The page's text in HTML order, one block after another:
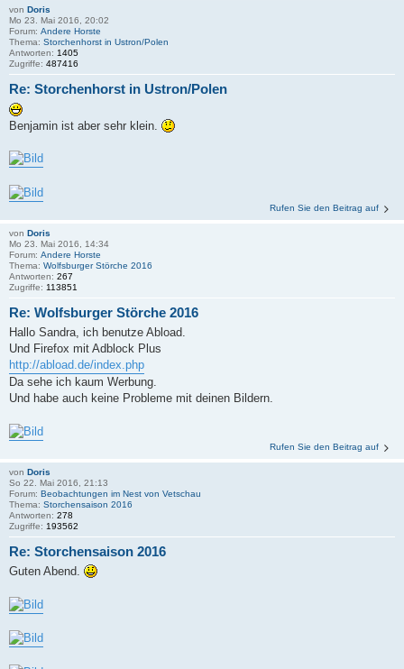
von Doris
Mo 23. Mai 2016, 20:02
Forum: Andere Horste
Thema: Storchenhorst in Ustron/Polen
Antworten: 1405
Zugriffe: 487416
Re: Storchenhorst in Ustron/Polen
Benjamin ist aber sehr klein.
Rufen Sie den Beitrag auf
von Doris
Mo 23. Mai 2016, 14:34
Forum: Andere Horste
Thema: Wolfsburger Störche 2016
Antworten: 267
Zugriffe: 113851
Re: Wolfsburger Störche 2016
Hallo Sandra, ich benutze Abload.
Und Firefox mit Adblock Plus
http://abload.de/index.php
Da sehe ich kaum Werbung.
Und habe auch keine Probleme mit deinen Bildern.
Rufen Sie den Beitrag auf
von Doris
So 22. Mai 2016, 21:13
Forum: Beobachtungen im Nest von Vetschau
Thema: Storchensaison 2016
Antworten: 278
Zugriffe: 193562
Re: Storchensaison 2016
Guten Abend.